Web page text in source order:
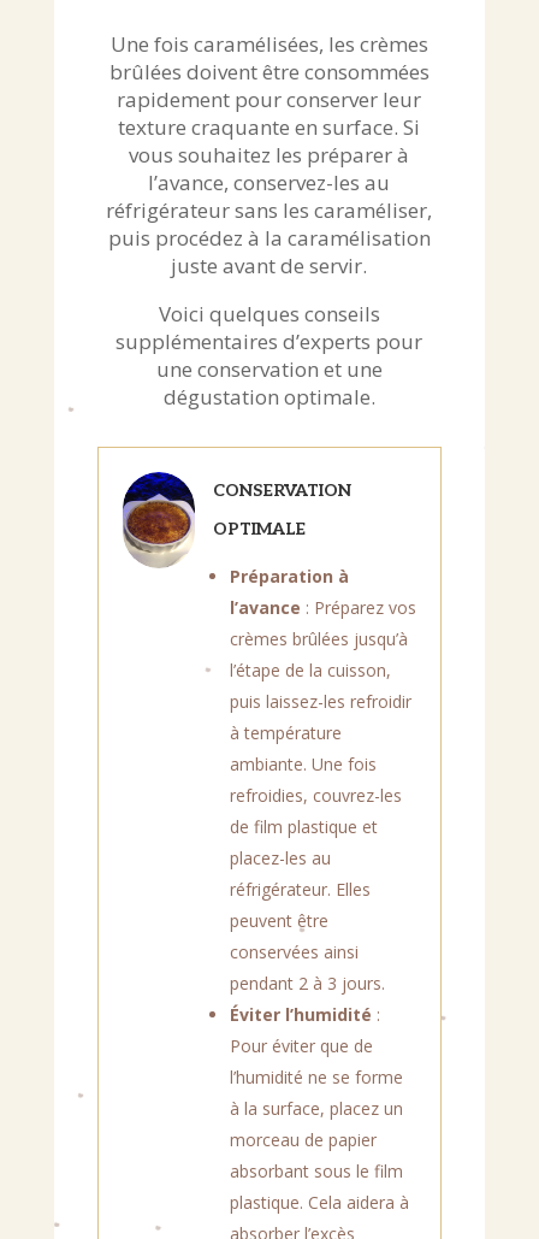
Une fois caramélisées, les crèmes
brûlées doivent être consommées
rapidement pour conserver leur
texture craquante en surface. Si
vous souhaitez les préparer à
l’avance, conservez-les au
réfrigérateur sans les caraméliser,
puis procédez à la caramélisation
juste avant de servir.
Voici quelques conseils
supplémentaires d’experts pour
une conservation et une
dégustation optimale.
CONSERVATION
OPTIMALE
Préparation à
l’avance : Préparez vos
crèmes brûlées jusqu’à
l’étape de la cuisson,
puis laissez-les refroidir
à température
ambiante. Une fois
refroidies, couvrez-les
de film plastique et
placez-les au
réfrigérateur. Elles
peuvent être
conservées ainsi
pendant 2 à 3 jours.
Éviter l’humidité :
Pour éviter que de
l’humidité ne se forme
à la surface, placez un
morceau de papier
absorbant sous le film
plastique. Cela aidera à
absorber l’excès